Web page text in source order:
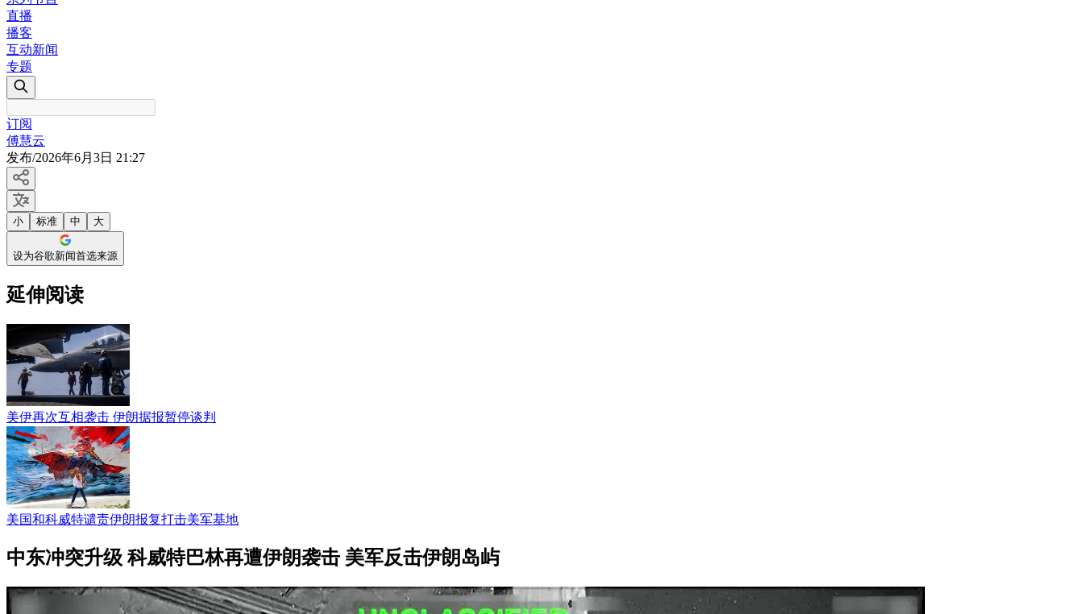
直播
播客
互动新闻
专题
订阅
傅慧云
发布/2026年6月3日 21:27
小 标准 中 大
设为谷歌新闻首选来源
延伸阅读
美伊再次互相袭击 伊朗据报暂停谈判
美国和科威特谴责伊朗报复打击美军基地
中东冲突升级 科威特巴林再遭伊朗袭击 美军反击伊朗岛屿